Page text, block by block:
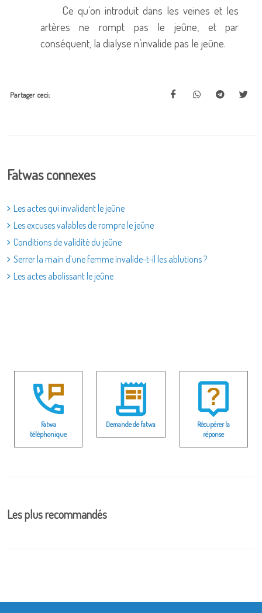
Ce qu’on introduit dans les veines et les
artères ne rompt pas le jeûne, et par
conséquent, la dialyse n’invalide pas le jeûne.
Partager ceci:
Fatwas connexes
Les actes qui invalident le jeûne
Les excuses valables de rompre le jeûne
Conditions de validité du jeûne
Serrer la main d’une femme invalide-t-il les ablutions ?
Les actes abolissant le jeûne
Fatwa
téléphonique
Demande de fatwa
Récupérer la
réponse
Les plus recommandés